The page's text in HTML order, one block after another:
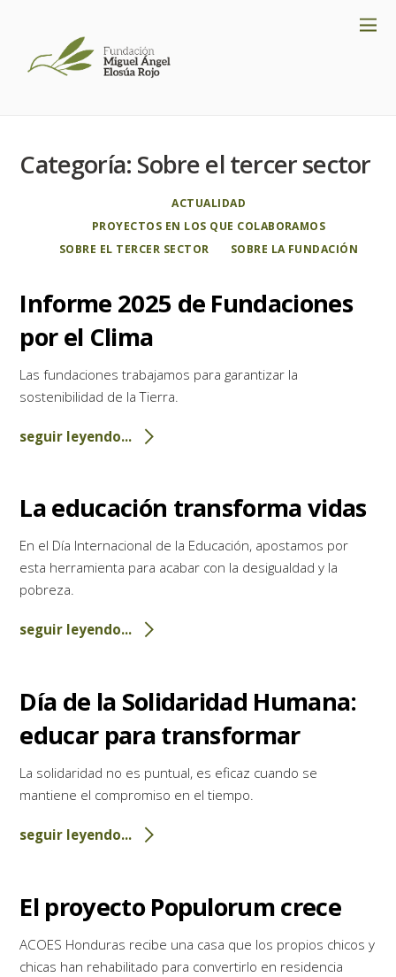
Categoría: Sobre el tercer sector
ACTUALIDAD
PROYECTOS EN LOS QUE COLABORAMOS
SOBRE EL TERCER SECTOR
SOBRE LA FUNDACIÓN
Informe 2025 de Fundaciones
por el Clima
Las fundaciones trabajamos para garantizar la
sostenibilidad de la Tierra.
seguir leyendo...
La educación transforma vidas
En el Día Internacional de la Educación, apostamos por
esta herramienta para acabar con la desigualdad y la
pobreza.
seguir leyendo...
Día de la Solidaridad Humana:
educar para transformar
La solidaridad no es puntual, es eficaz cuando se
mantiene el compromiso en el tiempo.
seguir leyendo...
El proyecto Populorum crece
ACOES Honduras recibe una casa que los propios chicos y
chicas han rehabilitado para convertirlo en residencia